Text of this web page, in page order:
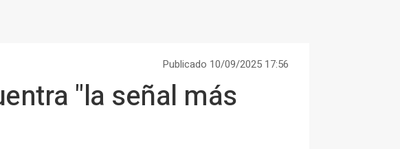
Publicado 10/09/2025 17:56
"la señal más